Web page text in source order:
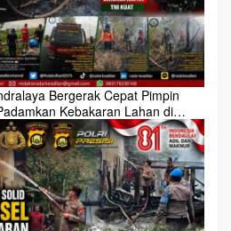
Bergerak Cepat Pimpin
Kebakaran Lahan di